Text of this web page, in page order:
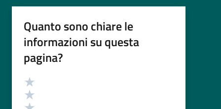
Quanto sono chiare le
informazioni su questa
pagina?
Valutazione